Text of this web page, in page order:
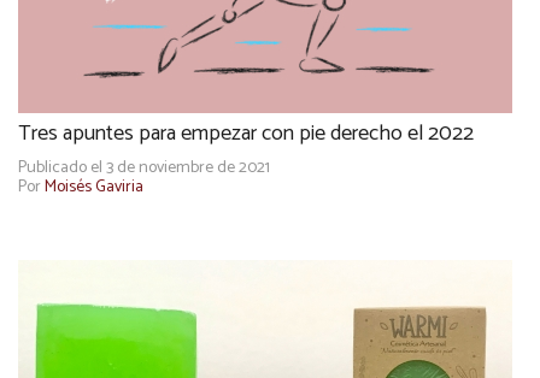
Tres apuntes para empezar con pie derecho el 2022
Publicado el 3 de noviembre de 2021
PorMoisés Gaviria